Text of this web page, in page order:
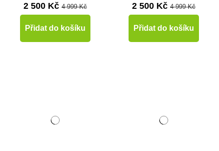
2 500 Kč 4 999 Kč
Přidat do košíku
2 500 Kč 4 999 Kč
Přidat do košíku